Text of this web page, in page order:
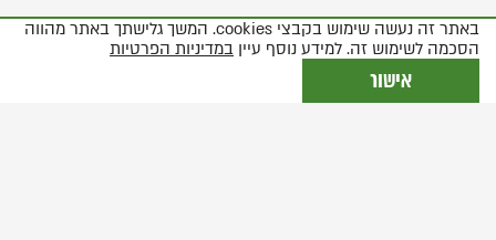
כתבות נוספות שאוליבאתר זה נעשה שימוש בקבצי cookies. המשך גלישתך באתר מהווה
הסכמה לשימוש זה. למידע נוסף עיין במדיניות הפרטיות
אישור